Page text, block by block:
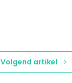
Volgend artikel